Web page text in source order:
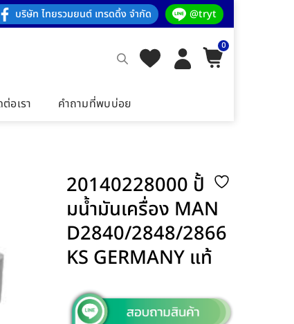
บริษัท ไทยรวมยนต์ เทรดดิ้ง จำกัด @tryt
0
อเรา คำถามที่พบบ่อย
20140228000 ปั้
มน้ำมันเครื่อง MAN
D2840/2848/2866
KS GERMANY แท้